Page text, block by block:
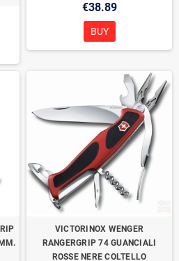
€38.89
BUY
VICTORINOX WENGER
RANGERGRIP 74 GUANCIALI
ROSSE NERE COLTELLO